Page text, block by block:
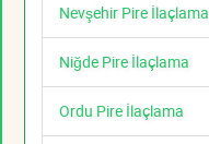
Nevşehir Pire İlaçlama
Niğde Pire İlaçlama
Ordu Pire İlaçlama